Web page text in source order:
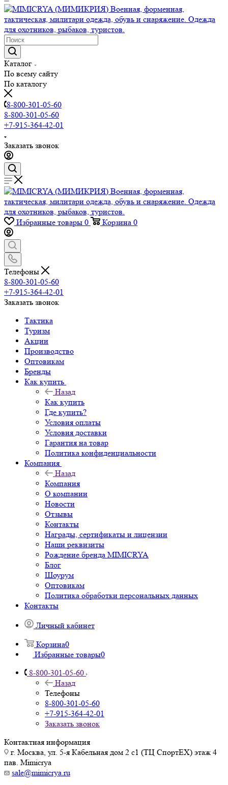
Каталог
По всему сайту
По каталогу
8-800-301-05-60
8-800-301-05-60
+7-915-364-42-01
Заказать звонок
Избранные товары 0 Корзина 0
Телефоны
8-800-301-05-60
+7-915-364-42-01
Заказать звонок
Тактика
Туризм
Акции
Производство
Оптовикам
Бренды
Как купить
Назад
Как купить
Где купить?
Условия оплаты
Условия доставки
Гарантия на товар
Политика конфиденциальности
Компания
Назад
Компания
О компании
Новости
Отзывы
Контакты
Награды, сертификаты и лицензии
Наши реквизиты
Рождение бренда MIMICRYA
Блог
Шоурум
Оптовикам
Политика обработки персональных данных
Контакты
Личный кабинет
Корзина0
Избранные товары0
8-800-301-05-60
Назад
Телефоны
8-800-301-05-60
+7-915-364-42-01
Заказать звонок
Контактная информация
г. Москва, ул. 5-я Кабельная дом 2 с1 (ТЦ СпортEX) этаж 4
пав. Mimicrya
sale@mimicrya.ru